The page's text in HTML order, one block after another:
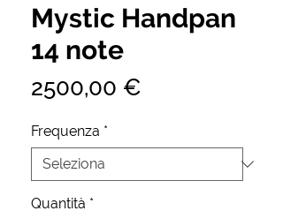
Mystic Handpan
14 note
2500,00 €
Frequenza *
Quantità *